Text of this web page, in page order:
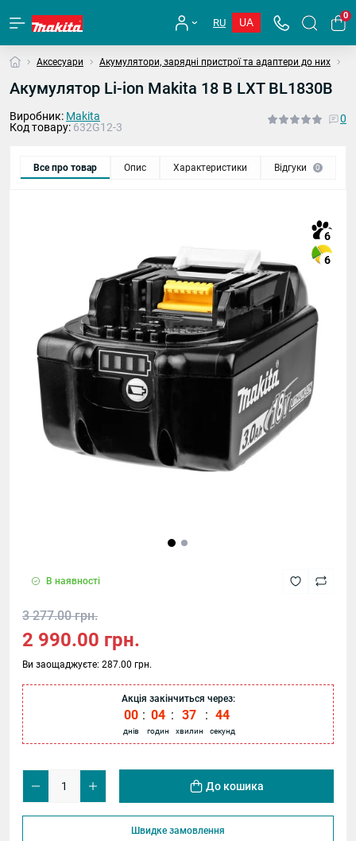
RU UA
0
Аксесуари Акумулятори, зарядні пристрої та адаптери до них
Акумулятор Li-ion Makita 18 В LXT BL1830B
Виробник: Makita
Код товару: 632G12-3
0
Все про товар Опис Характеристики Відгуки 0
6
6
В наявності
3 277.00 грн.
2 990.00 грн.
Ви заощаджуєте: 287.00 грн.
Акція закінчиться через:
00
днів
: 04
годин
: 37
хвилин
: 44
секунд
До кошика
Швидке замовлення